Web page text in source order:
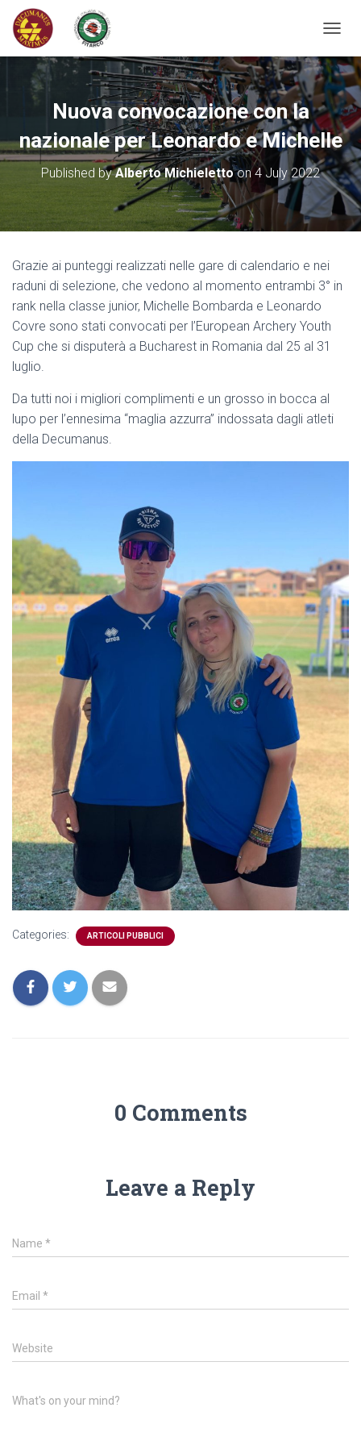
O
G
G
E
N
A
V
I
G
A
Nuova convocazione con la
nazionale per Leonardo e Michelle
Published byAlberto Michielettoon4 July 2022
Grazie ai punteggi realizzati nelle gare di calendario e nei
raduni di selezione, che vedono al momento entrambi 3° in
rank nella classe junior, Michelle Bombarda e Leonardo
Covre sono stati convocati per l’European Archery Youth
Cup che si disputerà a Bucharest in Romania dal 25 al 31
luglio.
Da tutti noi i migliori complimenti e un grosso in bocca al
lupo per l’ennesima “maglia azzurra” indossata dagli atleti
della Decumanus.
Categories: ARTICOLI PUBBLICI
0 Comments
Leave a Reply
Name *
Email *
Website
What's on your mind?